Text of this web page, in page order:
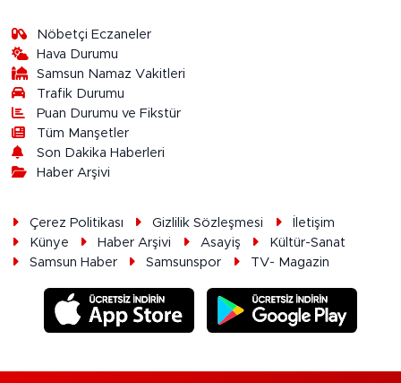
Nöbetçi Eczaneler
Hava Durumu
Samsun Namaz Vakitleri
Trafik Durumu
Puan Durumu ve Fikstür
Tüm Manşetler
Son Dakika Haberleri
Haber Arşivi
Çerez Politikası Gizlilik Sözleşmesi
İletişim
Künye
Haber Arşivi Asayiş
Kültür-Sanat
Samsun Haber
Samsunspor TV- Magazin